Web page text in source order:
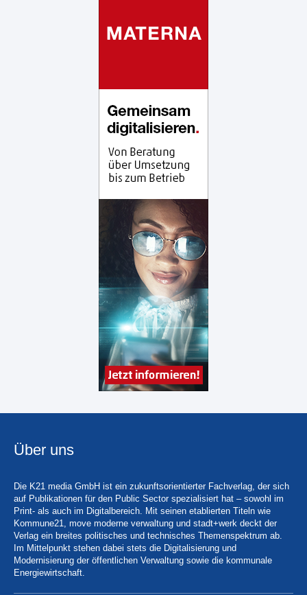
Über uns
Die K21 media GmbH ist ein zukunftsorientierter Fachverlag, der sich
auf Publikationen für den Public Sector spezialisiert hat – sowohl im
Print- als auch im Digitalbereich. Mit seinen etablierten Titeln wie
Kommune21, move moderne verwaltung und stadt+werk deckt der
Verlag ein breites politisches und technisches Themenspektrum ab.
Im Mittelpunkt stehen dabei stets die Digitalisierung und
Modernisierung der öffentlichen Verwaltung sowie die kommunale
Energiewirtschaft.